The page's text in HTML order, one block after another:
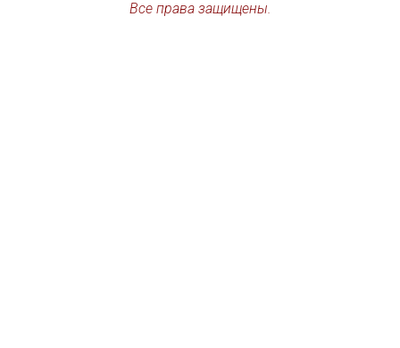
Все права защищены.